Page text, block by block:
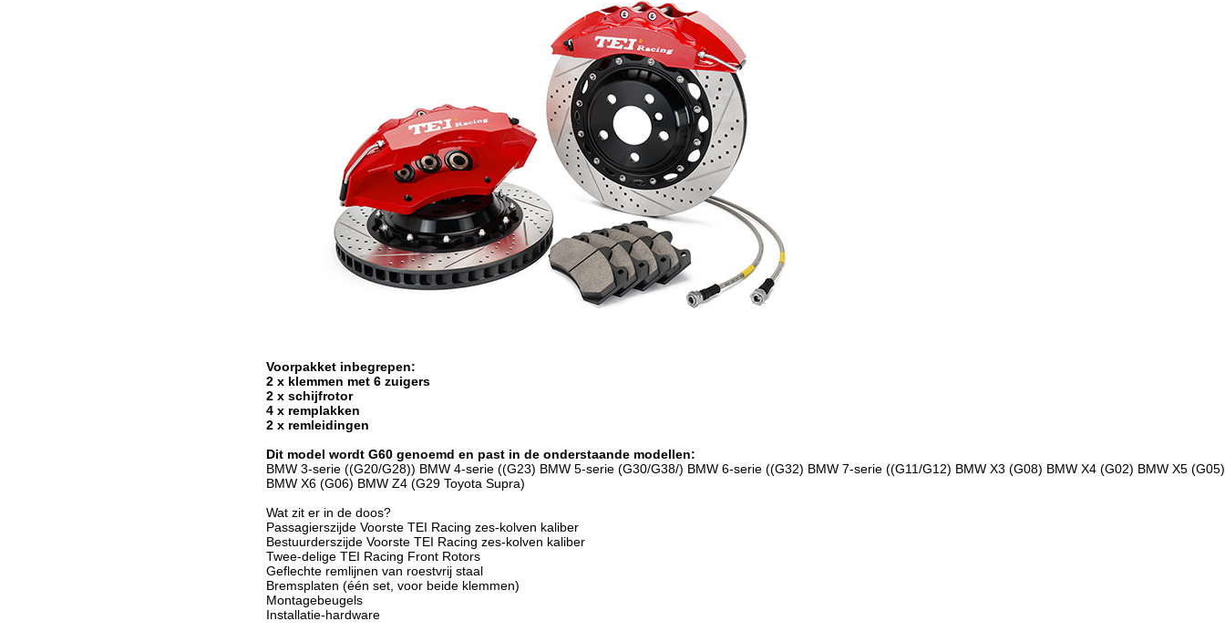
Voorpakket inbegrepen:
2 x klemmen met 6 zuigers
2 x schijfrotor
4 x remplakken
2 x remleidingen
Dit model wordt G60 genoemd en past in de onderstaande modellen:
BMW 3-serie ((G20/G28)) BMW 4-serie ((G23) BMW 5-serie (G30/G38/) BMW 6-serie ((G32) BMW 7-serie ((G11/G12) BMW X3 (G08) BMW X4 (G02) BMW X5 (G05)
BMW X6 (G06) BMW Z4 (G29 Toyota Supra)
Wat zit er in de doos?
Passagierszijde Voorste TEI Racing zes-kolven kaliber
Bestuurderszijde Voorste TEI Racing zes-kolven kaliber
Twee-delige TEI Racing Front Rotors
Geflechte remlijnen van roestvrij staal
Bremsplaten (één set, voor beide klemmen)
Montagebeugels
Installatie-hardware